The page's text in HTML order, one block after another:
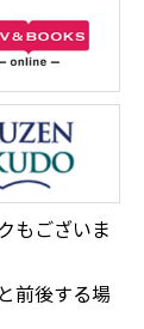
もございま
前後する場